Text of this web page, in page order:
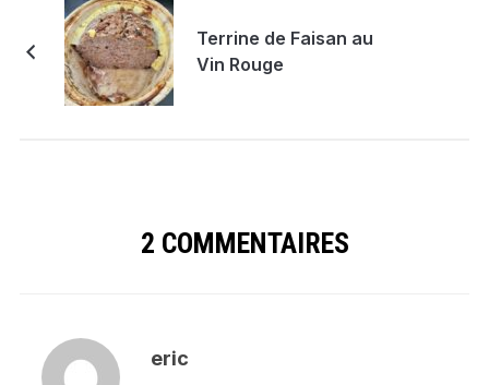
Terrine de Faisan au
Vin Rouge
2 COMMENTAIRES
eric